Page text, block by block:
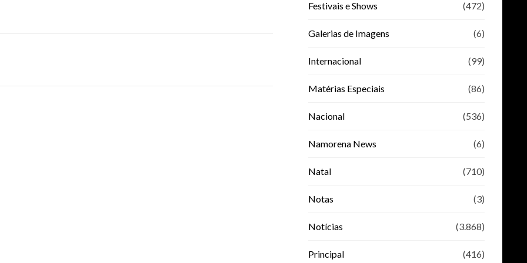
Festivais e Shows (472)
Galerias de Imagens (6)
Internacional (99)
Matérias Especiais (86)
Nacional (536)
Namorena News (6)
Natal (710)
Notas (3)
Notícias (3.868)
Principal (416)